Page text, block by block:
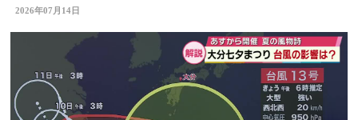
性向上と業務効率化へ
2026年07月14日